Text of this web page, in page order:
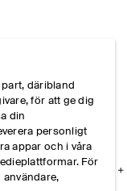
däribland
för att ge dig
din
personligt
appar och i våra
För